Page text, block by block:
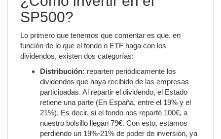
SP500?
Lo primero que tenemos que comentar es que. en
función de lo que el fondo o ETF haga con los
dividendos, existen dos categorías:
Distribución: reparten periódicamente los
dividendos que haya recibido de las empresas
participadas. Al repartir el dividendo, el Estado
retiene una parte (En España, entre el 19% y el
21%). Es decir, si el fondo nos reparte 100€, a
nuestro bolsillo llegan 79€. Con esto, estamos
perdiendo un 19%-21% de poder de inversión, ya